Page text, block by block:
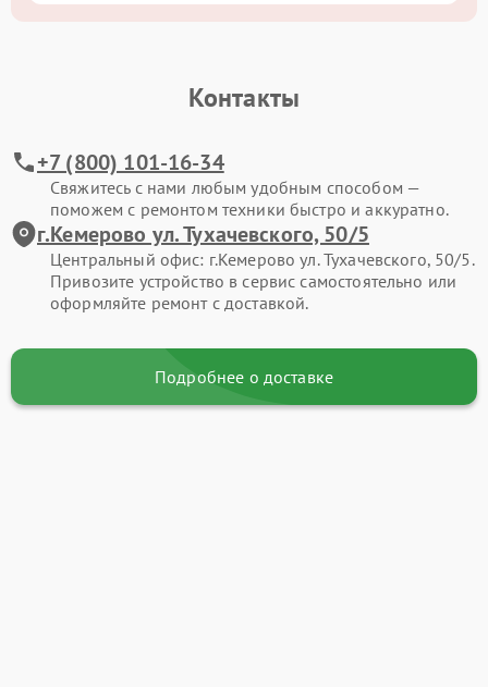
Контакты
+7 (800) 101-16-34
Свяжитесь с нами любым удобным способом —
поможем с ремонтом техники быстро и аккуратно.
г.Кемерово ул. Тухачевского, 50/5
Центральный офис: г.Кемерово ул. Тухачевского, 50/5.
Привозите устройство в сервис самостоятельно или
оформляйте ремонт с доставкой.
Подробнее о доставке